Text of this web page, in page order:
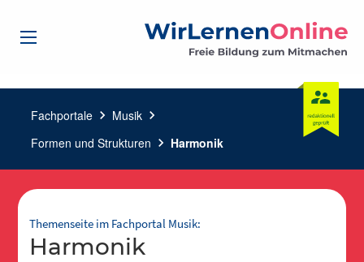
Fachportale chevron_right Musik chevron_right
Formen und Strukturen chevron_right Harmonik
Themenseite im Fachportal Musik:
Harmonik